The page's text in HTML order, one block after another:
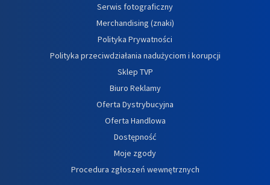
Serwis fotograficzny
Merchandising (znaki)
Polityka Prywatności
Polityka przeciwdziałania nadużyciom i korupcji
Sklep TVP
Biuro Reklamy
Oferta Dystrybucyjna
Oferta Handlowa
Dostępność
Moje zgody
Procedura zgłoszeń wewnętrznych